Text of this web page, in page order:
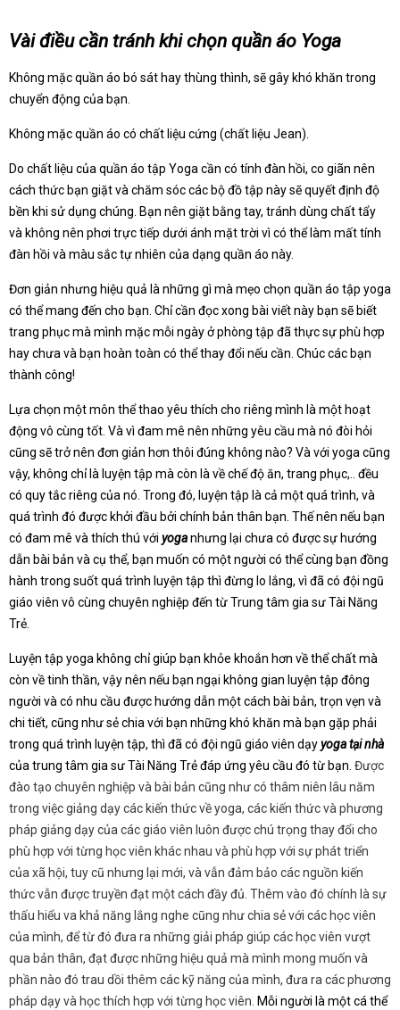
Vài điều cần tránh khi chọn quần áo Yoga
Không mặc quần áo bó sát hay thùng thình, sẽ gây khó khăn trong
chuyển động của bạn.
Không mặc quần áo có chất liệu cứng (chất liệu Jean).
Do chất liệu của quần áo tập Yoga cần có tính đàn hồi, co giãn nên
cách thức bạn giặt và chăm sóc các bộ đồ tập này sẽ quyết định độ
bền khi sử dụng chúng. Bạn nên giặt bằng tay, tránh dùng chất tẩy
và không nên phơi trực tiếp dưới ánh mặt trời vì có thể làm mất tính
đàn hồi và màu sắc tự nhiên của dạng quần áo này.
Đơn giản nhưng hiệu quả là những gì mà mẹo chọn quần áo tập yoga
có thể mang đến cho bạn. Chỉ cần đọc xong bài viết này bạn sẽ biết
trang phục mà mình mặc mỗi ngày ở phòng tập đã thực sự phù hợp
hay chưa và bạn hoàn toàn có thể thay đổi nếu cần. Chúc các bạn
thành công!
Lựa chọn một môn thể thao yêu thích cho riêng mình là một hoạt
động vô cùng tốt. Và vì đam mê nên những yêu cầu mà nó đòi hỏi
cũng sẽ trở nên đơn giản hơn thôi đúng không nào? Và với yoga cũng
vậy, không chỉ là luyện tập mà còn là về chế độ ăn, trang phục,.. đều
có quy tắc riêng của nó. Trong đó, luyện tập là cả một quá trình, và
quá trình đó được khởi đầu bởi chính bản thân bạn. Thế nên nếu bạn
có đam mê và thích thú với yoganhưng lại chưa có được sự hướng
dẫn bài bản và cụ thể, bạn muốn có một người có thể cùng bạn đồng
hành trong suốt quá trình luyện tập thì đừng lo lắng, vì đã có đội ngũ
giáo viên vô cùng chuyên nghiệp đến từ Trung tâm gia sư Tài Năng
Trẻ.
Luyện tập yoga không chỉ giúp bạn khỏe khoắn hơn về thể chất mà
còn về tinh thần, vậy nên nếu bạn ngại không gian luyện tập đông
người và có nhu cầu được hướng dẫn một cách bài bản, trọn vẹn và
chi tiết, cũng như sẻ chia với bạn những khó khăn mà bạn gặp phải
trong quá trình luyện tập, thì đã có đội ngũ giáo viên dạyyoga tại nhà
của trung tâm gia sư Tài Năng Trẻ đáp ứng yêu cầu đó từ bạn. Được
đào tạo chuyên nghiệp và bài bản cũng như có thâm niên lâu năm
trong việc giảng dạy các kiến thức về yoga, các kiến thức và phương
pháp giảng dạy của các giáo viên luôn được chú trọng thay đổi cho
phù hợp với từng học viên khác nhau và phù hợp với sự phát triển
của xã hội, tuy cũ nhưng lại mới, và vẫn đảm bảo các nguồn kiến
thức vẫn được truyền đạt một cách đầy đủ. Thêm vào đó chính là sự
thấu hiểu va khả năng lắng nghe cũng như chia sẻ với các học viên
của mình, để từ đó đưa ra những giải pháp giúp các học viên vượt
qua bản thân, đạt được những hiệu quả mà mình mong muốn và
phần nào đó trau dồi thêm các kỹ năng của mình, đưa ra các phương
pháp dạy và học thích hợp với từng học viên. Mỗi người là một cá thể